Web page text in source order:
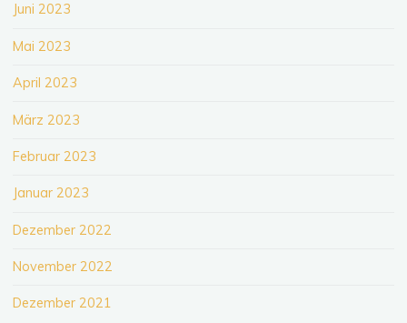
Juni 2023
Mai 2023
April 2023
März 2023
Februar 2023
Januar 2023
Dezember 2022
November 2022
Dezember 2021